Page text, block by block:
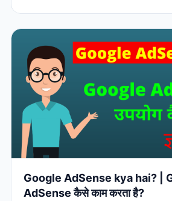
Google AdSense kya hai? |
AdSense कैसे काम करता है?